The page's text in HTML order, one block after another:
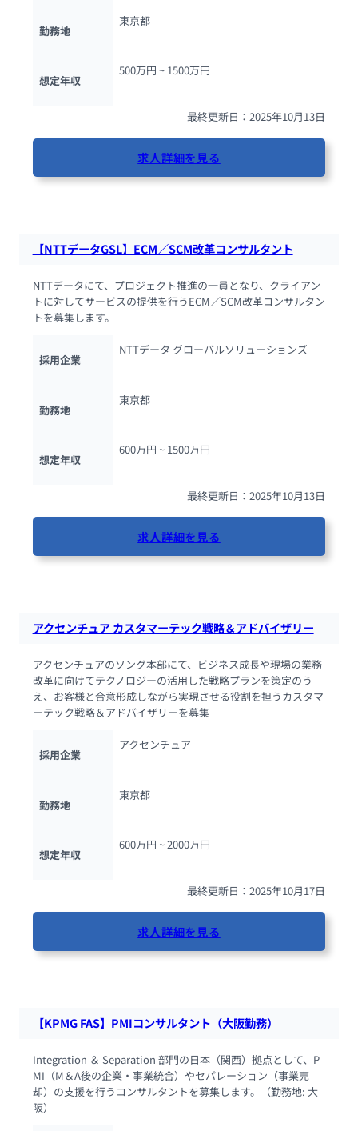
勤務地
東京都
想定年収
500万円 ~ 1500万円
最終更新日：2025年10月13日
求人詳細を見る
【NTTデータGSL】ECM／SCM改革コンサルタント
NTTデータにて、プロジェクト推進の一員となり、クライアン
トに対してサービスの提供を行うECM／SCM改革コンサルタン
トを募集します。
採用企業
NTTデータ グローバルソリューションズ
勤務地
東京都
想定年収
600万円 ~ 1500万円
最終更新日：2025年10月13日
求人詳細を見る
アクセンチュア カスタマーテック戦略＆アドバイザリー
アクセンチュアのソング本部にて、ビジネス成長や現場の業務
改革に向けてテクノロジーの活用した戦略プランを策定のう
え、お客様と合意形成しながら実現させる役割を担うカスタマ
ーテック戦略＆アドバイザリーを募集
採用企業
アクセンチュア
勤務地
東京都
想定年収
600万円 ~ 2000万円
最終更新日：2025年10月17日
求人詳細を見る
【KPMG FAS】PMIコンサルタント（大阪勤務）
Integration ＆ Separation 部門の日本（関西）拠点として、P
MI（M＆A後の企業・事業統合）やセパレーション（事業売
却）の支援を行うコンサルタントを募集します。（勤務地: 大
阪）